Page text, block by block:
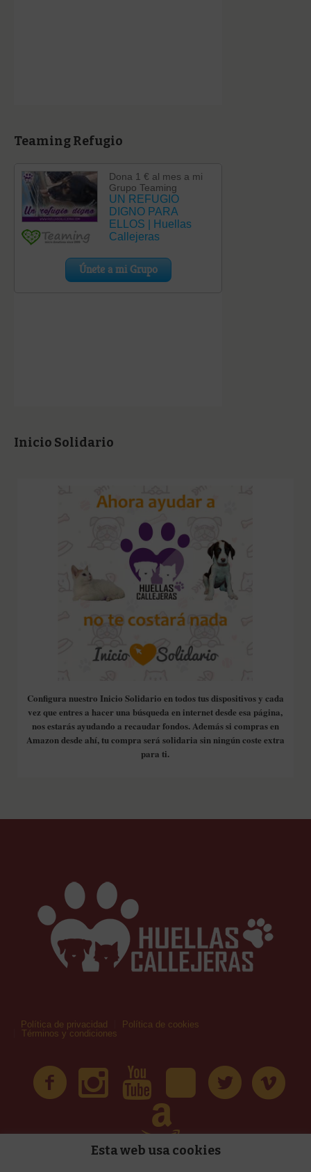
Teaming Refugio
Inicio Solidario
Configura nuestro Inicio Solidario en todos tus dispositivos y cada
vez que entres a hacer una búsqueda en internet desde esa página,
nos estarás ayudando a recaudar fondos. Además si compras en
Amazon desde ahí, tu compra será solidaria sin ningún coste extra
para ti.
Política de privacidad
Política de cookies
Términos y condiciones
Esta web usa cookies